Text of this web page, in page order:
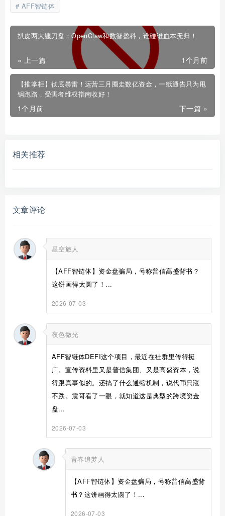
AFF智链体
扒皮两大镰刀盘：OpenClaw和数智盈科，谁碰谁血本无归！
« 上一篇 1个月前
【推掌柜】彻底暴雷！运营三月圈走数亿资金，一纸通告只为甩
锅跑路，受害者维权指南收好！
下一篇 »
1个月前
相关推荐
文章评论
星空旅人
【AFF智链体】资金盘骗局，号称普信高盛背书？
这饼画得太圆了！...
2026-07-03
夜色微光
AFF智链体DEFI这个项目，最近在社群里传得挺
广。宣传资料里又是普信集团、又是高盛资本，说
得跟真事似的。还搞了什么通缩机制，说代币只涨
不跌。震哥看了一眼，就知道这是典型的跨境资金
盘...
2026-07-03
青春追梦人
【AFF智链体】资金盘骗局，号称普信高盛背
书？这饼画得太圆了！...
2026-07-03